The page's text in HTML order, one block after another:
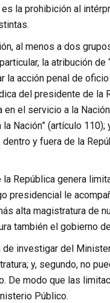
la prohibición al
al menos a dos
la atribución de
la acción penal de
del presidente de la
el servicio a la
Nación” (artículo 110);
y fuera de la
República genera
presidencial le
alta magistratura de
también el gobierno
investigar del
y, segundo, no
De modo que las
Público.